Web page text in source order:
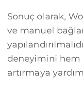
Sonuç olarak,
ve manuel
deneyimini hem
artırmaya